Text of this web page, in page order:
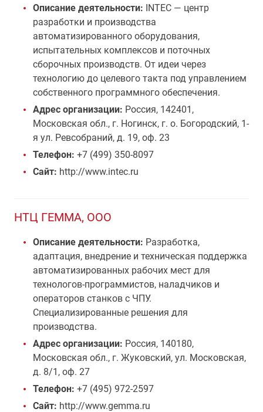
Описание деятельности: INTEC — центр
разработки и производства
автоматизированного оборудования,
испытательных комплексов и поточных
сборочных производств. От идеи через
технологию до целевого такта под управлением
собственного программного обеспечения.
Адрес организации: Россия, 142401,
Московская обл., г. Ногинск, г. о. Богородский, 1-
я ул. Ревсобраний, д. 19, оф. 23
Телефон: +7 (499) 350-8097
Сайт: http://www.intec.ru
НТЦ ГЕММА, ООО
Описание деятельности: Разработка,
адаптация, внедрение и техническая поддержка
автоматизированных рабочих мест для
технологов-программистов, наладчиков и
операторов станков с ЧПУ.
Специализированные решения для
производства.
Адрес организации: Россия, 140180,
Московская обл., г. Жуковский, ул. Московская,
д. 8/1, оф. 27
Телефон: +7 (495) 972-2597
Сайт: http://www.gemma.ru